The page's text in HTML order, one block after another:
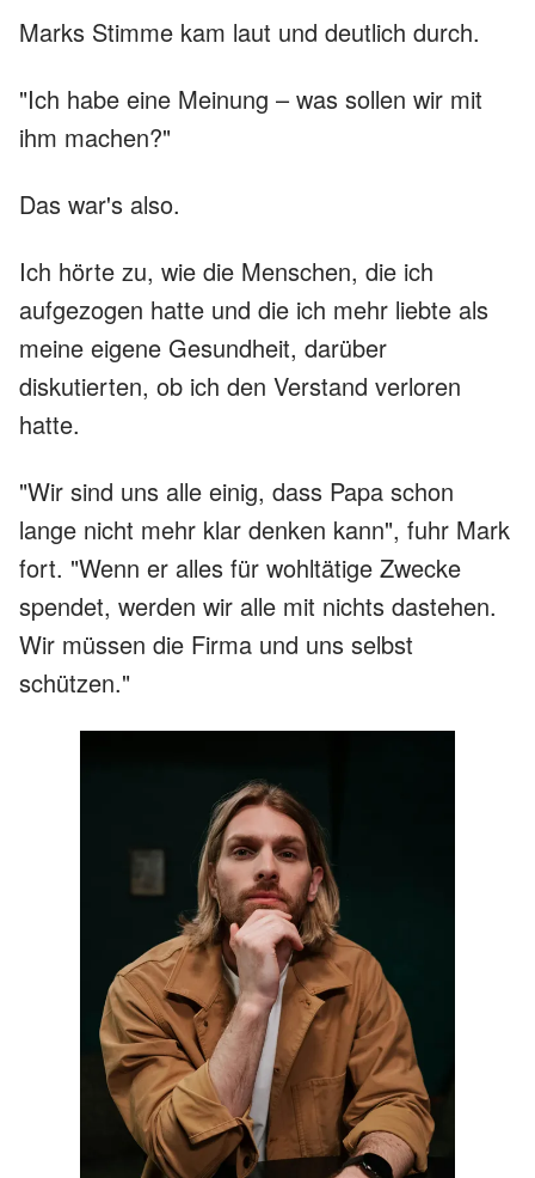
Marks Stimme kam laut und deutlich durch.
"Ich habe eine Meinung – was sollen wir mit
ihm machen?"
Das war's also.
Ich hörte zu, wie die Menschen, die ich
aufgezogen hatte und die ich mehr liebte als
meine eigene Gesundheit, darüber
diskutierten, ob ich den Verstand verloren
hatte.
"Wir sind uns alle einig, dass Papa schon
lange nicht mehr klar denken kann", fuhr Mark
fort. "Wenn er alles für wohltätige Zwecke
spendet, werden wir alle mit nichts dastehen.
Wir müssen die Firma und uns selbst
schützen."